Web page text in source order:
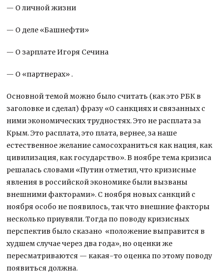
— О личной жизни
— О деле «Башнефти»
— О зарплате Игоря Сечина
— О «партнерах» .
Основной темой можно было считать (как это РБК в
заголовке и сделал) фразу «О санкциях и связанных с
ними экономических трудностях. Это не расплата за
Крым. Это расплата, это плата, вернее, за наше
естественное желание самосохраниться как нация, как
цивилизация, как государство». В ноябре тема кризиса
решалась словами «Путин отметил, что кризисные
явления в российской экономике были вызваны
внешними факторами». С ноября новых санкций с
ноября особо не появилось, так что внешние факторы
несколько приувяли. Тогда по поводу кризисных
перспектив было сказано «положение выправится в
худшем случае через два года», но оценки же
пересматриваются — какая-то оценка по этому поводу
появиться должна.